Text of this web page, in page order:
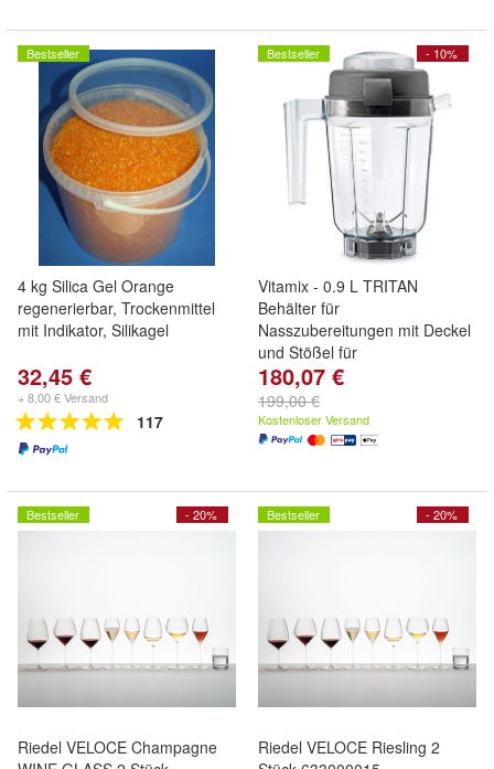
Bestseller
4 kg Silica Gel Orange
regenerierbar, Trockenmittel
mit Indikator, Silikagel
32,45 €
+ 8,00 € Versand
117
- 10%
Bestseller
Vitamix - 0.9 L TRITAN
Behälter für
Nasszubereitungen mit Deckel
und Stößel für
180,07 €
199,00 €
Kostenloser Versand
- 20%
Bestseller
Riedel VELOCE Champagne
- 20%
Bestseller
Riedel VELOCE Riesling 2